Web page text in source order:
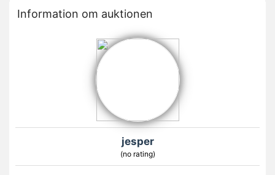
Information om auktionen
jesper
(no rating)